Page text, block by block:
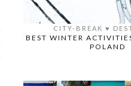
CITY-BREAK ♥️
BEST WINTER
POLAND